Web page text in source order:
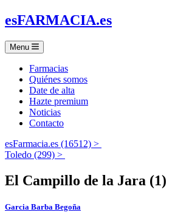
esFARMACIA.es
Menu
Farmacias
Quiénes somos
Date de alta
Hazte premium
Noticias
Contacto
esFarmacia.es (16512) >
Toledo (299) >
El Campillo de la Jara (1)
Garcia Barba Begoña